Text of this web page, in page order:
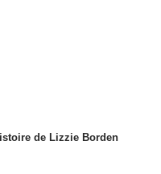
de Lizzie Borden